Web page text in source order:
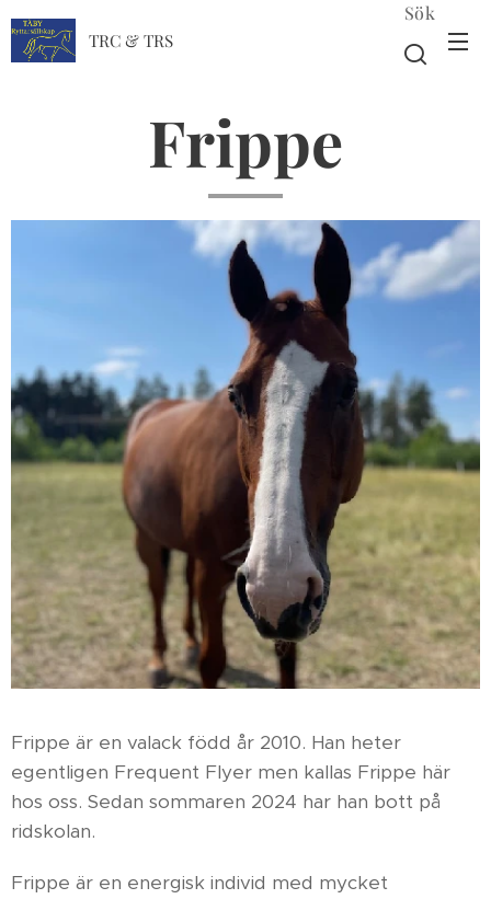
TRC & TRS
Sök
Frippe
Frippe är en valack född år 2010. Han heter
egentligen Frequent Flyer men kallas Frippe här
hos oss. Sedan sommaren 2024 har han bott på
ridskolan.
Frippe är en energisk individ med mycket